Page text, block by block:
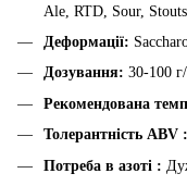
Ale, RTD, Sour,
Деформації:
Дозування: 30-100
Рекомендована
Толерантність ABV :
Потреба в азоті :